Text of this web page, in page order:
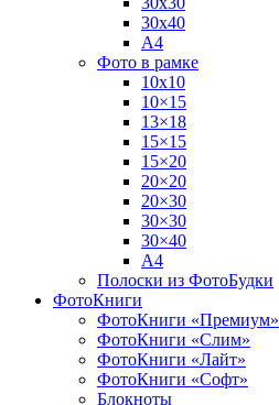
30х40
А4
Фото в рамке
10х10
10×15
13×18
15×15
15×20
20×20
20×30
30×30
30×40
A4
Полоски из ФотоБудки
ФотоКниги
ФотоКниги «Премиум»
ФотоКниги «Слим»
ФотоКниги «Лайт»
ФотоКниги «Софт»
Блокноты